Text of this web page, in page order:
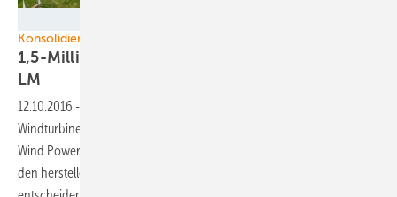
Konsolidierung Windenergie
1,5-Milliarden-Deal: GE kauft Rotorblattbauer
LM
12.10.2016 -
Windturbinenhersteller GE will den dänischen Rotorblattzulieferer LM
Wind Power kaufen. Ein Coup, zumal LM der Weltmarktführer unter
den herstellerunabhängigen Zulieferern für die zunehmend